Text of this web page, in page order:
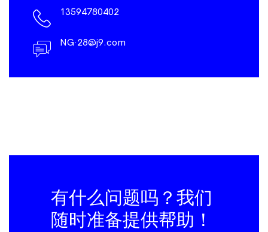
13594780402
NG·28@j9.com
有什么问题吗？我们
随时准备提供帮助！